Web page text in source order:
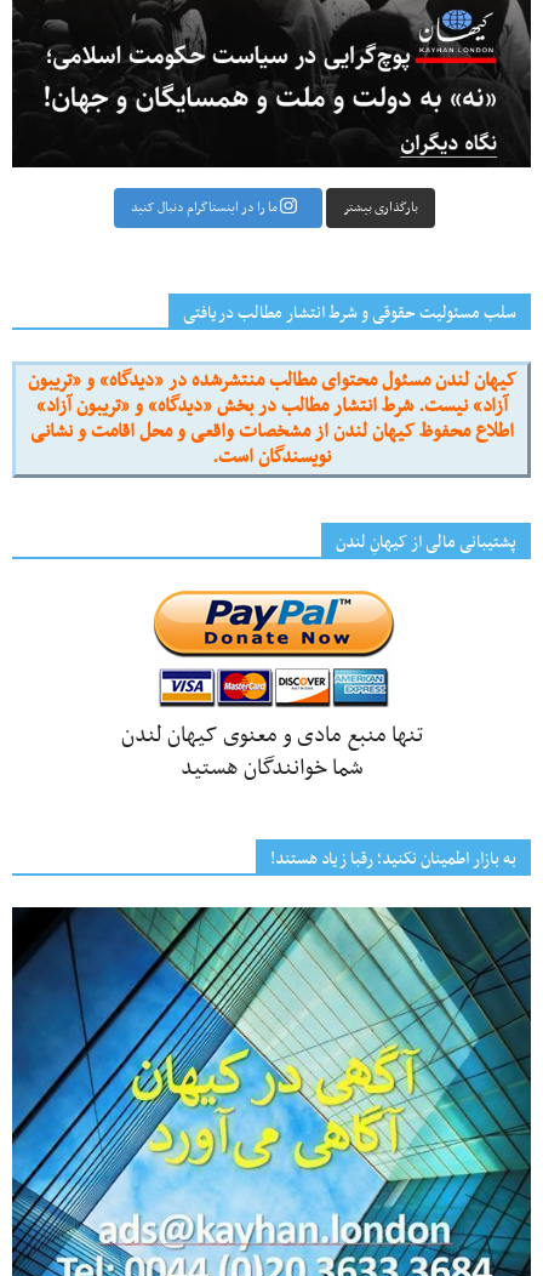
بارگذاری بیشتر ما را در اینستاگرام دنبال کنید
سلب مسئولیت حقوقی و شرط انتشار مطالب دریافتی
کیهان لندن مسئول محتوای مطالب منتشرشده در «دیدگاه» و «تریبون
آزاد» نیست. شرط انتشار مطالب در بخش «دیدگاه» و «تریبون آزاد»
اطلاع محفوظ کیهان لندن از مشخصات واقعی و محل اقامت و نشانی
نویسندگان است.
پشتیبانی مالی از کیهانِ لندن
تنها منبع مادی و معنوی کیهان لندن
شما خوانندگان هستید
به بازار اطمینان نکنید؛ رقبا زیاد هستند!